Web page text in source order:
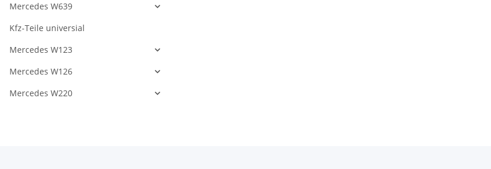
Mercedes W639
Kfz-Teile universial
Mercedes W123
Mercedes W126
Mercedes W220